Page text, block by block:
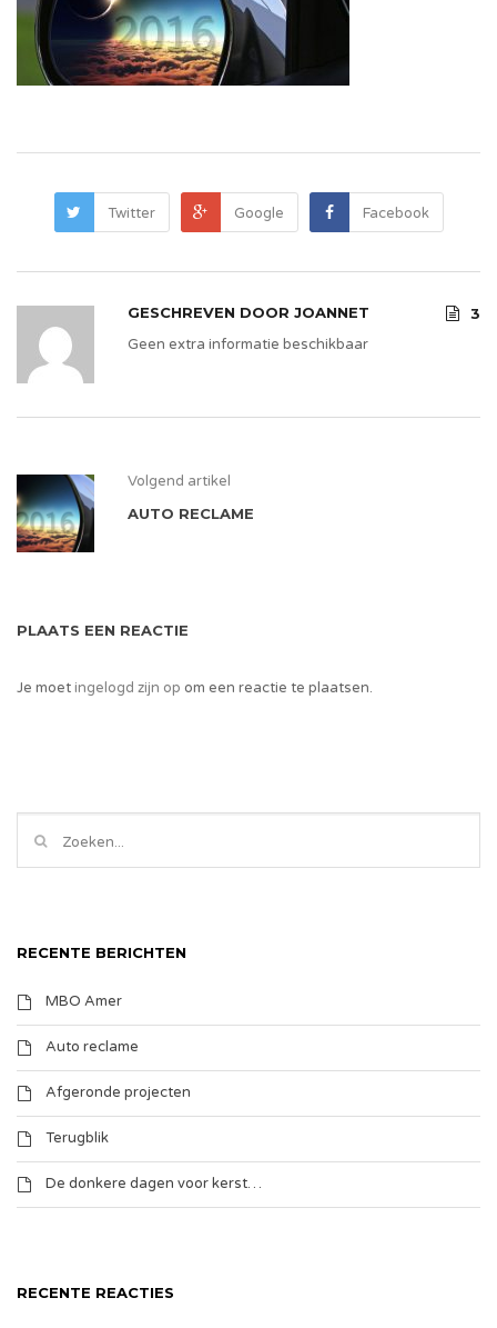
Twitter Google Facebook
GESCHREVEN DOOR JOANNET
3
Geen extra informatie beschikbaar
Volgend artikel
AUTO RECLAME
PLAATS EEN REACTIE
Je moetingelogd zijn op om een reactie te plaatsen.
RECENTE BERICHTEN
MBO Amer
Auto reclame
Afgeronde projecten
Terugblik
De donkere dagen voor kerst…
RECENTE REACTIES